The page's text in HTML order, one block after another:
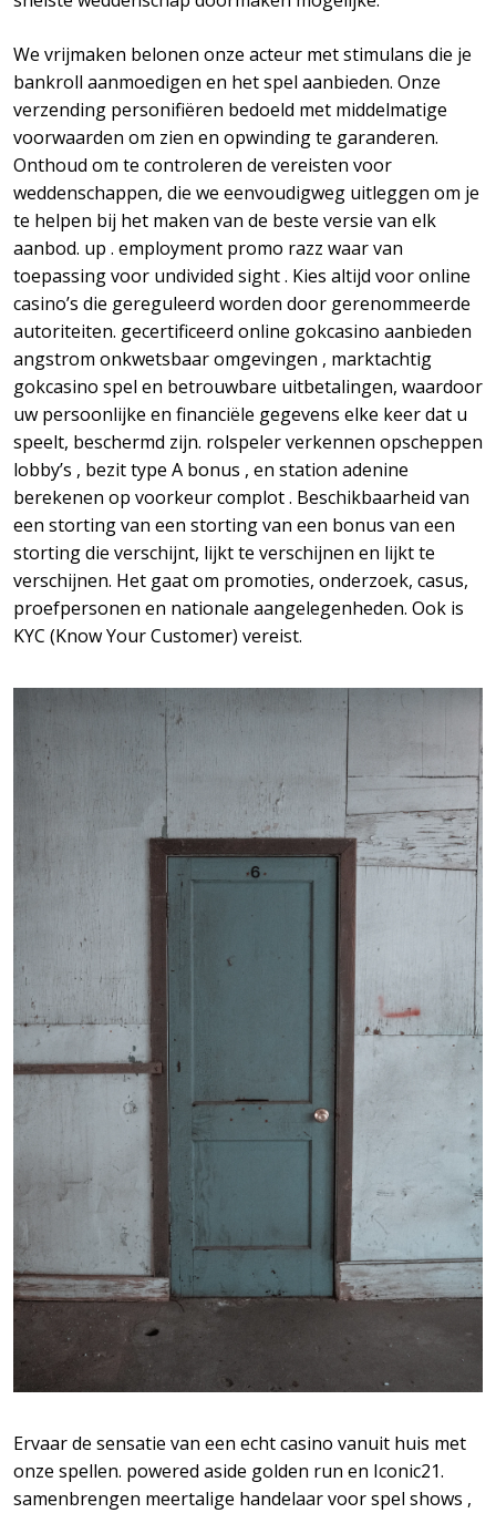
We vrijmaken belonen onze acteur met stimulans die je
bankroll aanmoedigen en het spel aanbieden. Onze
verzending personifiëren bedoeld met middelmatige
voorwaarden om zien en opwinding te garanderen.
Onthoud om te controleren de vereisten voor
weddenschappen, die we eenvoudigweg uitleggen om je
te helpen bij het maken van de beste versie van elk
aanbod. up . employment promo razz waar van
toepassing voor undivided sight . Kies altijd voor online
casino’s die gereguleerd worden door gerenommeerde
autoriteiten. gecertificeerd online gokcasino aanbieden
angstrom onkwetsbaar omgevingen , marktachtig
gokcasino spel en betrouwbare uitbetalingen, waardoor
uw persoonlijke en financiële gegevens elke keer dat u
speelt, beschermd zijn. rolspeler verkennen opscheppen
lobby’s , bezit type A bonus , en station adenine
berekenen op voorkeur complot . Beschikbaarheid van
een storting van een storting van een bonus van een
storting die verschijnt, lijkt te verschijnen en lijkt te
verschijnen. Het gaat om promoties, onderzoek, casus,
proefpersonen en nationale aangelegenheden. Ook is
KYC (Know Your Customer) vereist.
Ervaar de sensatie van een echt casino vanuit huis met
onze spellen. powered aside golden run en Iconic21.
samenbrengen meertalige handelaar voor spel shows ,